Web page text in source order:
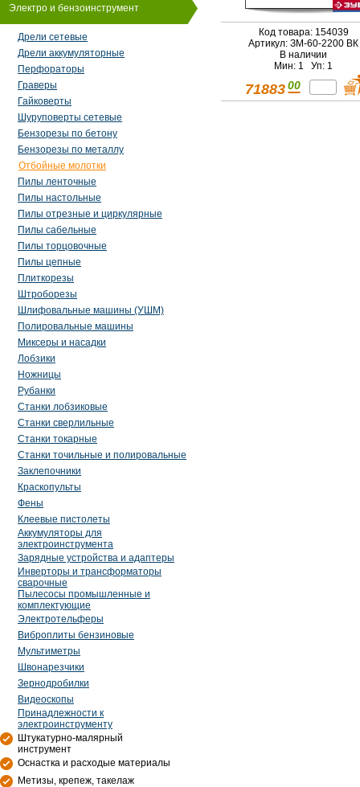
Электро и бензоинструмент
Дрели сетевые
Дрели аккумуляторные
Перфораторы
Граверы
Гайковерты
Шуруповерты сетевые
Бензорезы по бетону
Бензорезы по металлу
Отбойные молотки
Пилы ленточные
Пилы настольные
Пилы отрезные и циркулярные
Пилы сабельные
Пилы торцовочные
Пилы цепные
Плиткорезы
Штроборезы
Шлифовальные машины (УШМ)
Полировальные машины
Миксеры и насадки
Лобзики
Ножницы
Рубанки
Станки лобзиковые
Станки сверлильные
Станки токарные
Станки точильные и полировальные
Заклепочники
Краскопульты
Фены
Клеевые пистолеты
Аккумуляторы для
электроинструмента
Зарядные устройства и адаптеры
Инверторы и трансформаторы
сварочные
Пылесосы промышленные и
комплектующие
Электротельферы
Виброплиты бензиновые
Мультиметры
Швонарезчики
Зернодробилки
Видеоскопы
Принадлежности к
электроинструменту
Штукатурно-малярный
инструмент
Оснастка и расходые материалы
Метизы, крепеж, такелаж
Код товара: 154039
Артикул: ЗМ-60-2200 ВК
В наличии
Мин: 1 Уп: 1
71883 00